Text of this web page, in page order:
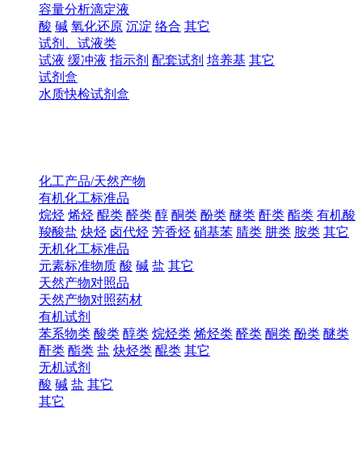
容量分析滴定液
酸 碱 氧化还原 沉淀 络合 其它
试剂、试液类
试液 缓冲液 指示剂 配套试剂 培养基 其它
试剂盒
水质快检试剂盒
化工产品/天然产物
有机化工标准品
烷烃 烯烃 醌类 醛类 醇 酮类 酚类 醚类 酐类 酯类 有机酸
羧酸盐 炔烃 卤代烃 芳香烃 硝基苯 腈类 肼类 胺类 其它
无机化工标准品
元素标准物质 酸 碱 盐 其它
天然产物对照品
天然产物对照药材
有机试剂
苯系物类 酸类 醇类 烷烃类 烯烃类 醛类 酮类 酚类 醚类
酐类 酯类 盐 炔烃类 醌类 其它
无机试剂
酸 碱 盐 其它
其它